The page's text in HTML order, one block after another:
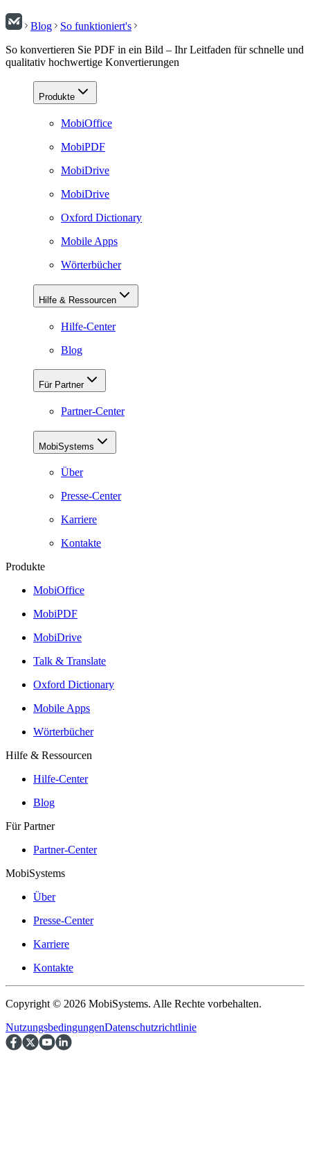
Blog
So funktioniert's
So konvertieren Sie PDF in ein Bild – Ihr Leitfaden für schnelle und
qualitativ hochwertige Konvertierungen
Produkte
MobiOffice
MobiPDF
MobiDrive
MobiDrive
Oxford Dictionary
Mobile Apps
Wörterbücher
Hilfe & Ressourcen
Hilfe-Center
Blog
Für Partner
Partner-Center
MobiSystems
Über
Presse-Center
Karriere
Kontakte
Produkte
MobiOffice
MobiPDF
MobiDrive
Talk & Translate
Oxford Dictionary
Mobile Apps
Wörterbücher
Hilfe & Ressourcen
Hilfe-Center
Blog
Für Partner
Partner-Center
MobiSystems
Über
Presse-Center
Karriere
Kontakte
Copyright © 2026 MobiSystems. Alle Rechte vorbehalten.
NutzungsbedingungenDatenschutzrichtlinie